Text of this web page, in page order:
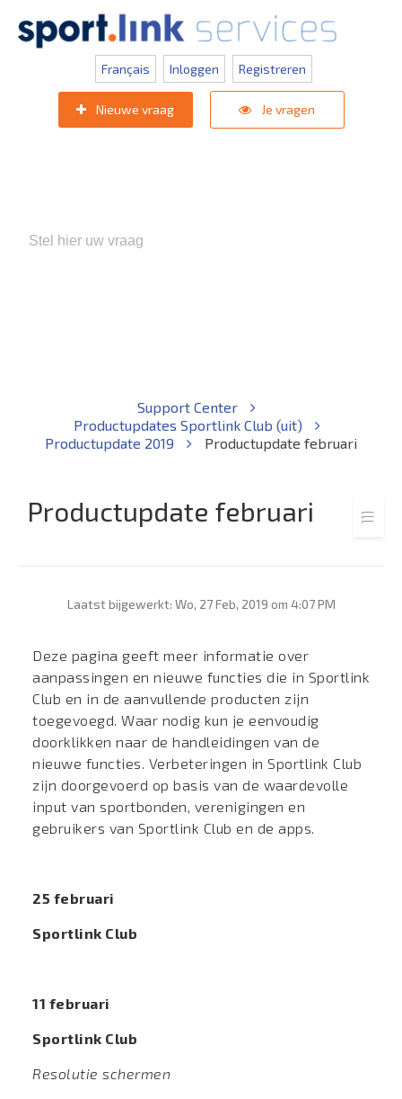
Français Inloggen Registreren
Nieuwe vraag Je vragen
Support Center
Productupdates Sportlink Club (uit)
Productupdate 2019
Productupdate februari
Productupdate februari
Laatst bijgewerkt: Wo, 27 Feb, 2019 om 4:07 PM
Deze pagina geeft meer informatie over
aanpassingen en nieuwe functies die in Sportlink
Club en in de aanvullende producten zijn
toegevoegd. Waar nodig kun je eenvoudig
doorklikken naar de handleidingen van de
nieuwe functies. Verbeteringen in Sportlink Club
zijn doorgevoerd op basis van de waardevolle
input van sportbonden, verenigingen en
gebruikers van Sportlink Club en de apps.
25 februari
Sportlink Club
11 februari
Sportlink Club
Resolutie schermen